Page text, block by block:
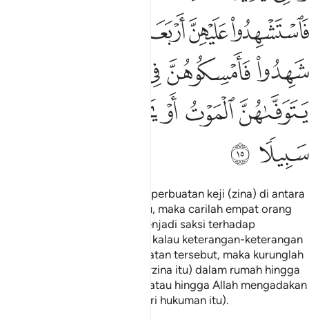
ﱆﱇﱈ
ﱌﱍﱎ
ﱑﱒ ﱓﱔ
ﱗ ﱘ
Dan sesiapa yang melakukan perbuatan keji (zina) di antara
perempuan-perempuan kamu, maka carilah empat orang
lelaki di antara kamu yang menjadi saksi terhadap
perbuatan mereka. Kemudian kalau keterangan-keterangan
saksi itu mengesahkan perbuatan tersebut, maka kurunglah
mereka (perempuan yang berzina itu) dalam rumah hingga
mereka sampai ajal matinya, atau hingga Allah mengadakan
untuk mereka jalan keluar (dari hukuman itu).